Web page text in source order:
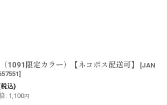
1091限定カラー）【ネコポス配送可】 [JAN
]
込)
: 1,100円